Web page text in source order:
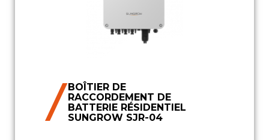
BOÎTIER DE
RACCORDEMENT DE
BATTERIE RÉSIDENTIEL
SUNGROW SJR-04